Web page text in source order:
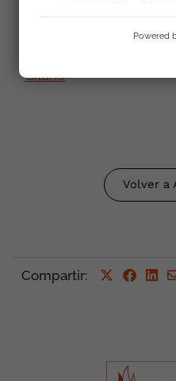
8 de marzo 2022.
Mujeres. Comunicado
Gitano
Volver a
Compartir:
Powered